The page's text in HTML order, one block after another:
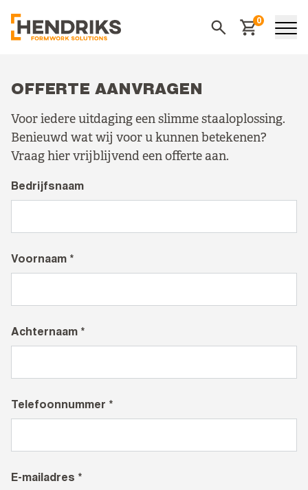
0
Winkelwagen
OFFERTE AANVRAGEN
Voor iedere uitdaging een slimme staaloplossing.
Benieuwd wat wij voor u kunnen betekenen?
Vraag hier vrijblijvend een offerte aan.
Bedrijfsnaam
Voornaam *
Achternaam *
Telefoonnummer *
E-mailadres *